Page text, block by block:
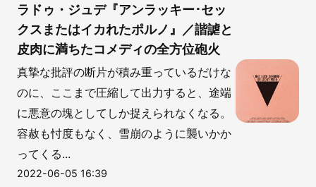
ラドゥ・ジュデ『アンラッキー･セッ
クスまたはイカれたポルノ』／諧謔と
皮肉に満ちたコメディの全方位砲火
真摯な批評の断片が積み重っているだけな
のに、ここまで圧縮して出力すると、途端
に悪意の塊としてしか捉えられなくなる。
容赦も忖度もなく、雪崩のように襲いかか
ってくる...
2022-06-05 16:39